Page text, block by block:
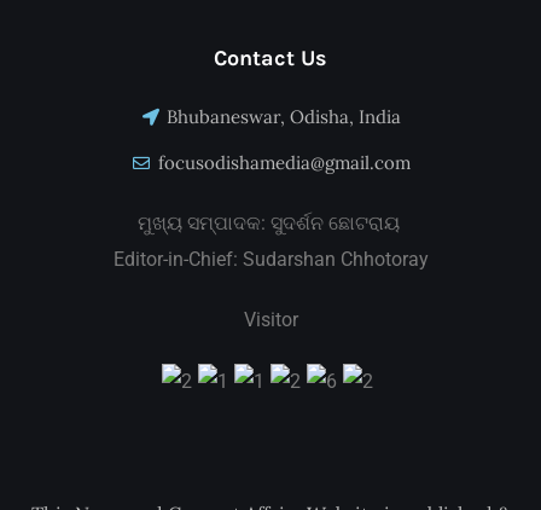
Contact Us
Bhubaneswar, Odisha, India
focusodishamedia@gmail.com
ମୁଖ୍ୟ ସମ୍ପାଦକ: ସୁଦର୍ଶନ ଛୋଟରାୟ
Editor-in-Chief: Sudarshan Chhotoray
Visitor